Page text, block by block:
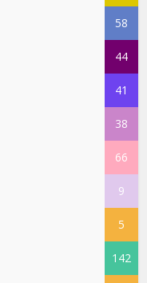
58
44
41
38
66
9
5
142